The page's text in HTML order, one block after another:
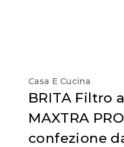
Casa E Cucina
BRITA Filtro
MAXTRA
confezione